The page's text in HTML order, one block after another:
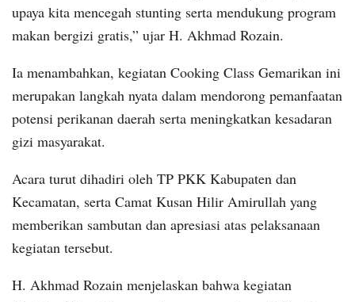
upaya kita mencegah stunting serta mendukung program
makan bergizi gratis,” ujar H. Akhmad Rozain.
Ia menambahkan, kegiatan Cooking Class Gemarikan ini
merupakan langkah nyata dalam mendorong pemanfaatan
potensi perikanan daerah serta meningkatkan kesadaran
gizi masyarakat.
Acara turut dihadiri oleh TP PKK Kabupaten dan
Kecamatan, serta Camat Kusan Hilir Amirullah yang
memberikan sambutan dan apresiasi atas pelaksanaan
kegiatan tersebut.
H. Akhmad Rozain menjelaskan bahwa kegiatan